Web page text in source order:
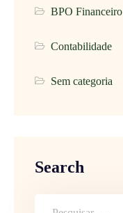
BPO Financeiro
Contabilidade
Sem categoria
Search